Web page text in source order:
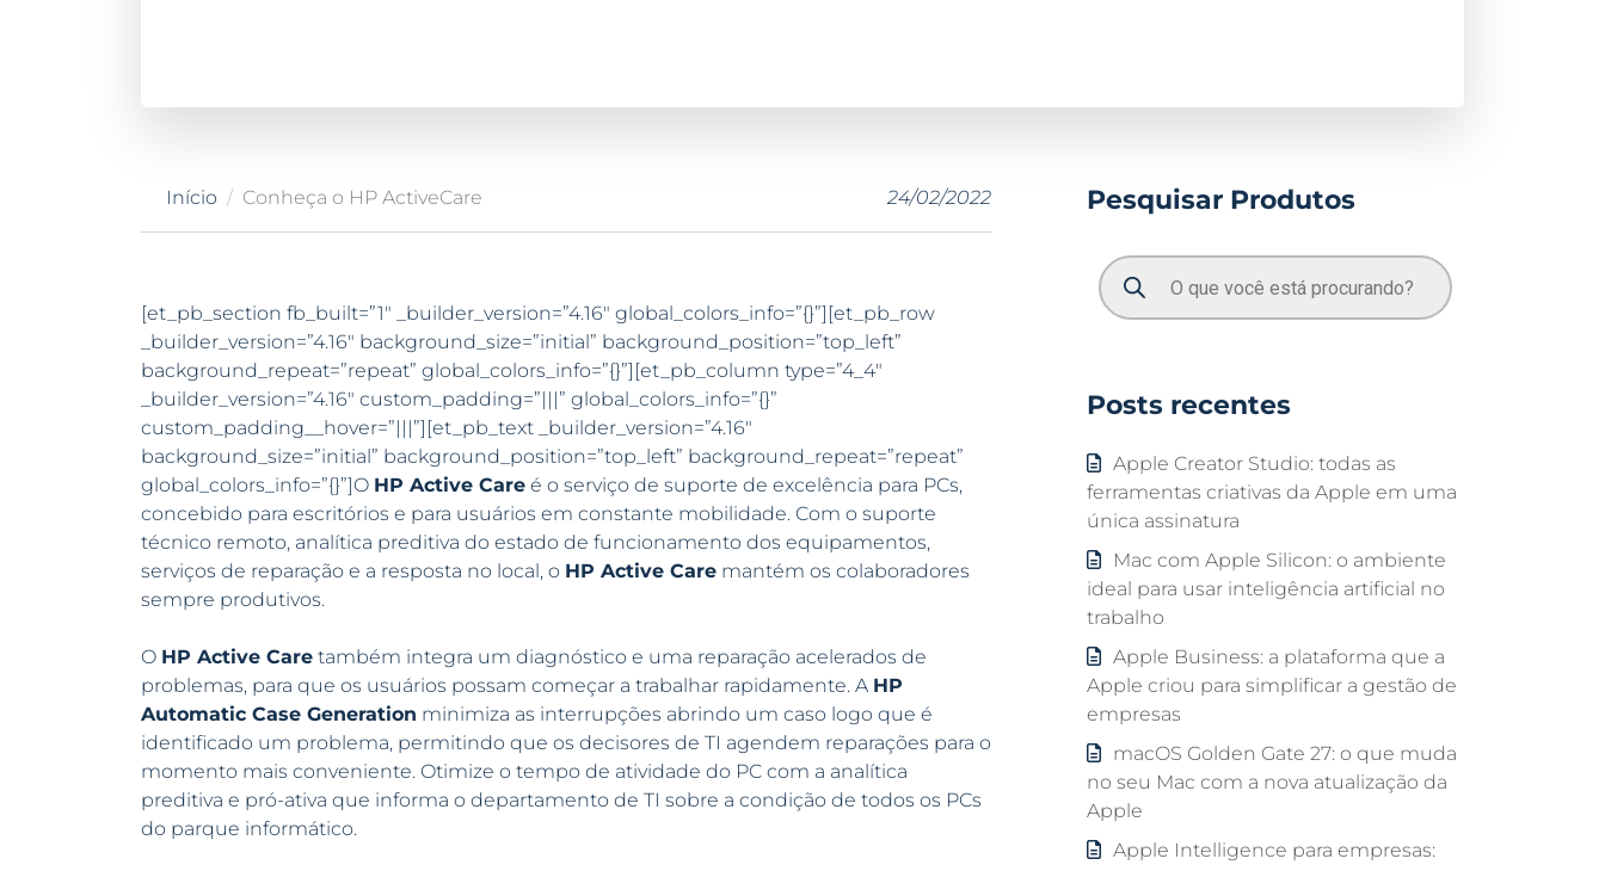
Início Conheça o HP ActiveCare 24/02/2022
[et_pb_section fb_built=”1″ _builder_version=”4.16″ global_colors_info=”{}”][et_pb_row
_builder_version=”4.16″ background_size=”initial” background_position=”top_left”
background_repeat=”repeat” global_colors_info=”{}”][et_pb_column type=”4_4″
_builder_version=”4.16″ custom_padding=”|||” global_colors_info=”{}”
custom_padding__hover=”|||”][et_pb_text _builder_version=”4.16″
background_size=”initial” background_position=”top_left” background_repeat=”repeat”
global_colors_info=”{}”]O HP Active Care é o serviço de suporte de excelência para PCs,
concebido para escritórios e para usuários em constante mobilidade. Com o suporte
técnico remoto, analítica preditiva do estado de funcionamento dos equipamentos,
serviços de reparação e a resposta no local, o HP Active Care mantém os colaboradores
sempre produtivos.
O HP Active Care também integra um diagnóstico e uma reparação acelerados de
problemas, para que os usuários possam começar a trabalhar rapidamente. A HP
Automatic Case Generation minimiza as interrupções abrindo um caso logo que é
identificado um problema, permitindo que os decisores de TI agendem reparações para o
momento mais conveniente. Otimize o tempo de atividade do PC com a analítica
preditiva e pró-ativa que informa o departamento de TI sobre a condição de todos os PCs
do parque informático.
Pesquisar Produtos
Posts recentes
Apple Creator Studio: todas as
ferramentas criativas da Apple em uma
única assinatura
Mac com Apple Silicon: o ambiente
ideal para usar inteligência artificial no
trabalho
Apple Business: a plataforma que a
Apple criou para simplificar a gestão de
empresas
macOS Golden Gate 27: o que muda
no seu Mac com a nova atualização da
Apple
Apple Intelligence para empresas: